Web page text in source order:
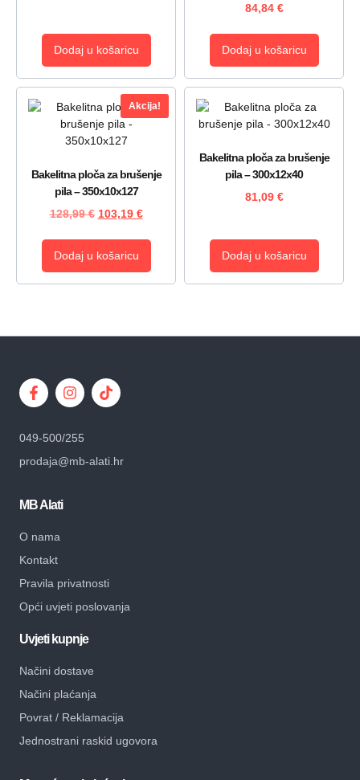
Dodaj u košaricu
84,84 €
Dodaj u košaricu
Akcija!
Bakelitna ploča za brušenje
pila – 350x10x127
128,99€ 103,19 €
Dodaj u košaricu
Bakelitna ploča za brušenje
pila – 300x12x40
81,09 €
Dodaj u košaricu
049-500/255
prodaja@mb-alati.hr
MB Alati
O nama
Kontakt
Pravila privatnosti
Opći uvjeti poslovanja
Uvjeti kupnje
Načini dostave
Načini plaćanja
Povrat / Reklamacija
Jednostrani raskid ugovora